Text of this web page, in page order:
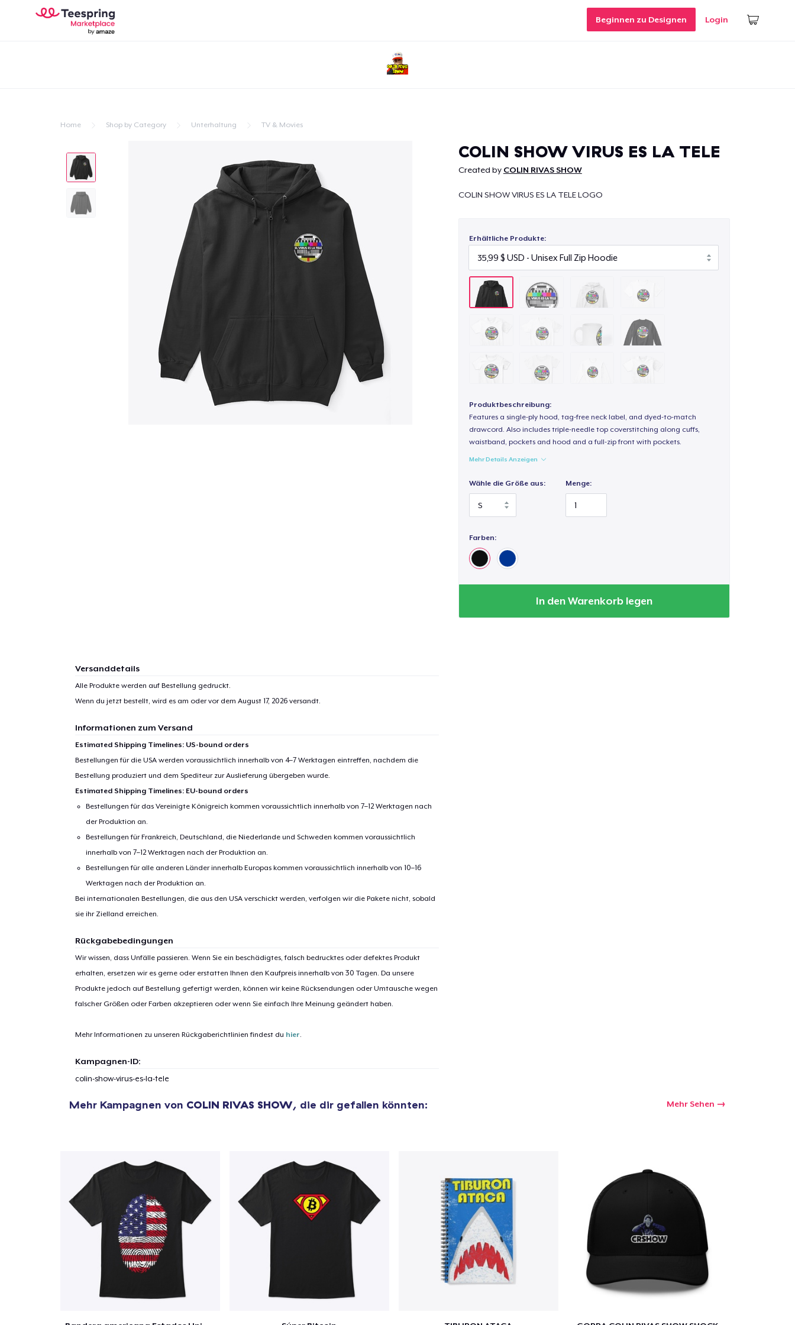
Beginnen zu Designen Login
Home Shop by Category Unterhaltung TV & Movies
COLIN SHOW VIRUS ES LA TELE
Created by COLIN RIVAS SHOW
COLIN SHOW VIRUS ES LA TELE LOGO
Erhältliche Produkte:
Produktbeschreibung:
Features a single-ply hood, tag-free neck label, and dyed-to-match
drawcord. Also includes triple-needle top coverstitching along cuffs,
waistband, pockets and hood and a full-zip front with pockets.
Mehr Details Anzeigen
Wähle die Größe aus: Menge:
Farben:
In den Warenkorb legen
Versanddetails
Alle Produkte werden auf Bestellung gedruckt.
Wenn du jetzt bestellt, wird es am oder vor dem August 17, 2026versandt.
Informationen zum Versand
Estimated Shipping Timelines: US-bound orders
Bestellungen für die USA werden voraussichtlich innerhalb von 4–7 Werktagen eintreffen, nachdem die
Bestellung produziert und dem Spediteur zur Auslieferung übergeben wurde.
Estimated Shipping Timelines: EU-bound orders
Bestellungen für das Vereinigte Königreich kommen voraussichtlich innerhalb von 7–12 Werktagen nach
der Produktion an.
Bestellungen für Frankreich, Deutschland, die Niederlande und Schweden kommen voraussichtlich
innerhalb von 7–12 Werktagen nach der Produktion an.
Bestellungen für alle anderen Länder innerhalb Europas kommen voraussichtlich innerhalb von 10–16
Werktagen nach der Produktion an.
Bei internationalen Bestellungen, die aus den USA verschickt werden, verfolgen wir die Pakete nicht, sobald
sie ihr Zielland erreichen.
Rückgabebedingungen
Wir wissen, dass Unfälle passieren. Wenn Sie ein beschädigtes, falsch bedrucktes oder defektes Produkt
erhalten, ersetzen wir es gerne oder erstatten Ihnen den Kaufpreis innerhalb von 30 Tagen. Da unsere
Produkte jedoch auf Bestellung gefertigt werden, können wir keine Rücksendungen oder Umtausche wegen
falscher Größen oder Farben akzeptieren oder wenn Sie einfach Ihre Meinung geändert haben.
Mehr Informationen zu unseren Rückgaberichtlinien findest du hier.
Kampagnen-ID:
colin-show-virus-es-la-tele
Mehr Kampagnen von COLIN RIVAS SHOW, die dir gefallen könnten: Mehr Sehen
Zur Kasse gehen
Unisex Full Zip Hoodie
Classic Crew Neck T-Shirt
Triblend Tee
21,99 $
11,99 $